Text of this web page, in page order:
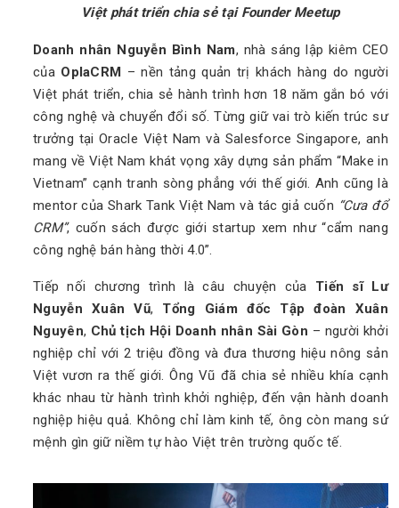
Việt phát triển chia sẻ tại Founder Meetup
Doanh nhân Nguyễn Bình Nam, nhà sáng lập kiêm CEO
của OplaCRM – nền tảng quản trị khách hàng do người
Việt phát triển, chia sẻ hành trình hơn 18 năm gắn bó với
công nghệ và chuyển đổi số. Từng giữ vai trò kiến trúc sư
trưởng tại Oracle Việt Nam và Salesforce Singapore, anh
mang về Việt Nam khát vọng xây dựng sản phẩm “Make in
Vietnam” cạnh tranh sòng phẳng với thế giới. Anh cũng là
mentor của Shark Tank Việt Nam và tác giả cuốn “Cưa đổ
CRM”, cuốn sách được giới startup xem như “cẩm nang
công nghệ bán hàng thời 4.0”.
Tiếp nối chương trình là câu chuyện của Tiến sĩ Lư
Nguyễn Xuân Vũ, Tổng Giám đốc Tập đoàn Xuân
Nguyên, Chủ tịch Hội Doanh nhân Sài Gòn – người khởi
nghiệp chỉ với 2 triệu đồng và đưa thương hiệu nông sản
Việt vươn ra thế giới. Ông Vũ đã chia sẻ nhiều khía cạnh
khác nhau từ hành trình khởi nghiệp, đến vận hành doanh
nghiệp hiệu quả. Không chỉ làm kinh tế, ông còn mang sứ
mệnh gìn giữ niềm tự hào Việt trên trường quốc tế.